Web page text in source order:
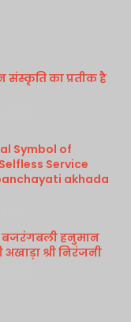
संस्कृति का प्रतीक है
Symbol of
Service
akhada
बजरंगबली हनुमान
श्री निरंजनी